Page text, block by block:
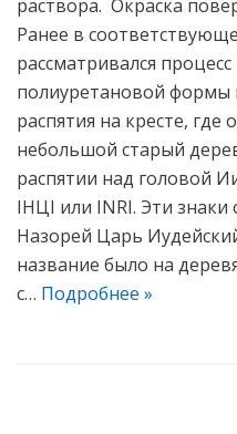
раствора. Окраска
Ранее в
рассматривался
полиуретановой формы
распятия на кресте, где
небольшой старый
распятии над головой
IHЦI или INRI. Эти знаки
Назорей Царь
название было на
с… Подробнее »